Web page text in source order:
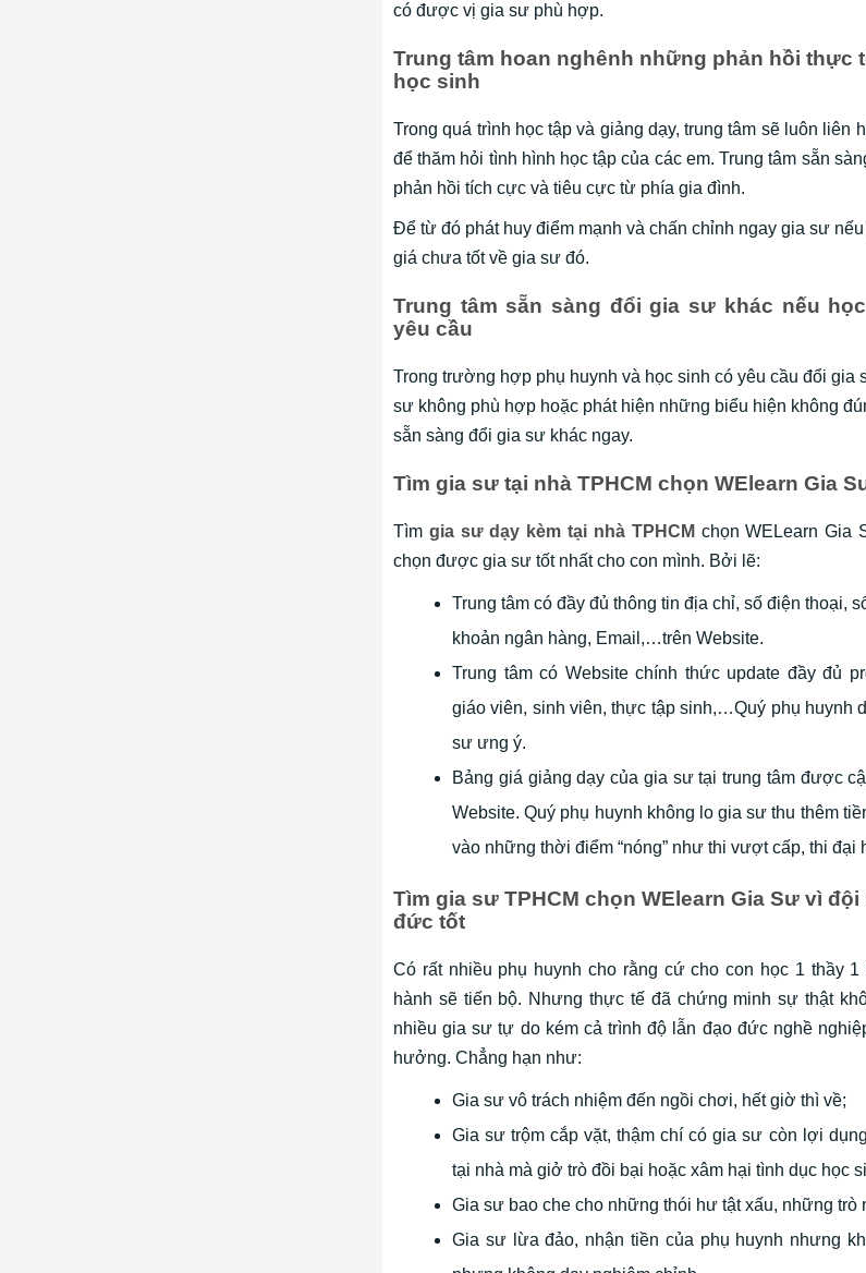
có được vị gia sư phù hợp.
Trung tâm hoan nghênh những phản hồi thực
học sinh
Trong quá trình học tập và giảng dạy, trung tâm sẽ luôn liên
để thăm hỏi tình hình học tập của các em. Trung tâm sẵn
phản hồi tích cực và tiêu cực từ phía gia đình.
Để từ đó phát huy điểm mạnh và chấn chỉnh ngay gia sư
giá chưa tốt về gia sư đó.
Trung tâm sẵn sàng đổi gia sư khác nếu
yêu cầu
Trong trường hợp phụ huynh và học sinh có yêu cầu đổi gia
sư không phù hợp hoặc phát hiện những biểu hiện không
sẵn sàng đổi gia sư khác ngay.
Tìm gia sư tại nhà TPHCM chọn WElearn Gia
Tìm gia sư dạy kèm tại nhà TPHCM chọn WELearn Gia
chọn được gia sư tốt nhất cho con mình. Bởi lẽ:
Trung tâm có đầy đủ thông tin địa chỉ, số điện thoại,
khoản ngân hàng, Email,…trên Website.
Trung tâm có Website chính thức update đầy đủ
giáo viên, sinh viên, thực tập sinh,…Quý phụ huynh
sư ưng ý.
Bảng giá giảng dạy của gia sư tại trung tâm được
Website. Quý phụ huynh không lo gia sư thu thêm
vào những thời điểm “nóng” như thi vượt cấp, thi đại
Tìm gia sư TPHCM chọn WElearn Gia Sư vì
đức tốt
Có rất nhiều phụ huynh cho rằng cứ cho con học 1 thầy
hành sẽ tiến bộ. Nhưng thực tế đã chứng minh sự thật
nhiều gia sư tự do kém cả trình độ lẫn đạo đức nghề
hưởng. Chẳng hạn như:
Gia sư vô trách nhiệm đến ngồi chơi, hết giờ thì về;
Gia sư trộm cắp vặt, thậm chí có gia sư còn lợi
tại nhà mà giở trò đồi bại hoặc xâm hại tình dục học
Gia sư bao che cho những thói hư tật xấu, những trò
Gia sư lừa đảo, nhận tiền của phụ huynh nhưng